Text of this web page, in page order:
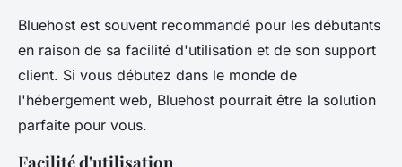
Bluehost est souvent recommandé pour les débutants
en raison de sa facilité d'utilisation et de son support
client. Si vous débutez dans le monde de
l'hébergement web, Bluehost pourrait être la solution
parfaite pour vous.
Facilité d'utilisation